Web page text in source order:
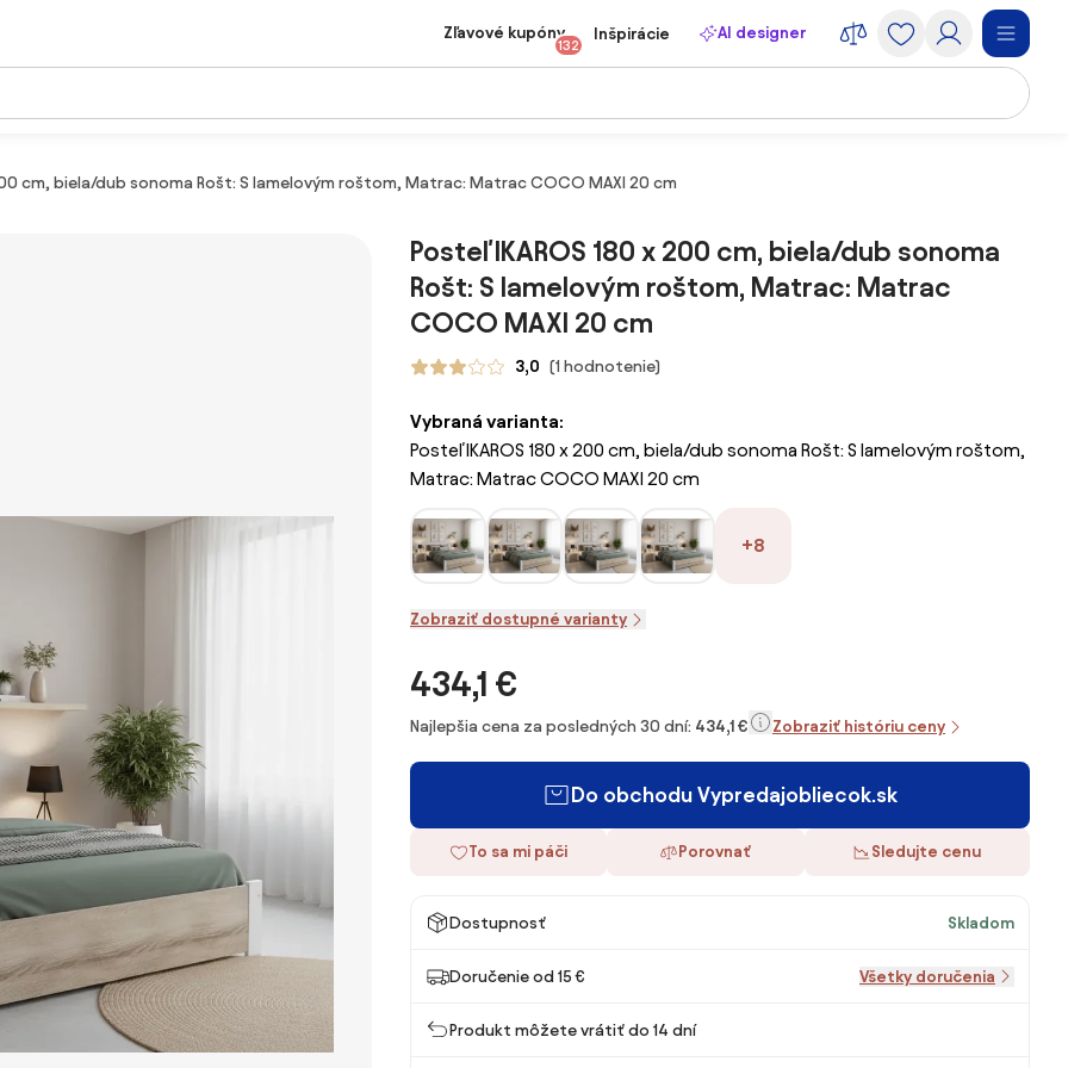
Zľavové kupóny
132
Inšpirácie AI designer
cm, biela/dub sonoma Rošt: S lamelovým roštom, Matrac: Matrac COCO MAXI 20 cm
Posteľ IKAROS 180 x 200 cm, biela/dub sonoma
Rošt: S lamelovým roštom, Matrac: Matrac
COCO MAXI 20 cm
3,0 (1 hodnotenie)
Vybraná varianta:
Posteľ IKAROS 180 x 200 cm, biela/dub sonoma Rošt: S lamelovým roštom,
Matrac: Matrac COCO MAXI 20 cm
+8
Zobraziť dostupné varianty
434,1 €
Najlepšia cena za posledných 30 dní: 434,1 € Zobraziť históriu ceny
Do obchodu Vypredajobliecok.sk
To sa mi páči Porovnať Sledujte cenu
Dostupnosť Skladom
Doručenie od 15 € Všetky doručenia
Produkt môžete vrátiť do 14 dní